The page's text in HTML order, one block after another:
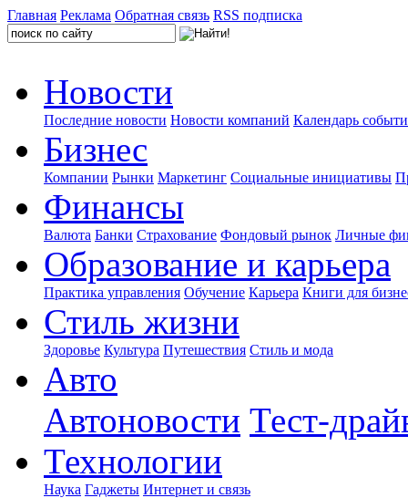
Главная Реклама Обратная связь RSS подписка
Новости
Последние новости Новости компаний Календарь
Бизнес
Компании Рынки Маркетинг Социальные инициативы
Финансы
Валюта Банки Страхование Фондовый рынок Личные
Образование и карьера
Практика управления Обучение Карьера Книги для
Стиль жизни
Здоровье Культура Путешествия Стиль и мода
Авто
Автоновости Тест-
Технологии
Наука Гаджеты Интернет и связь